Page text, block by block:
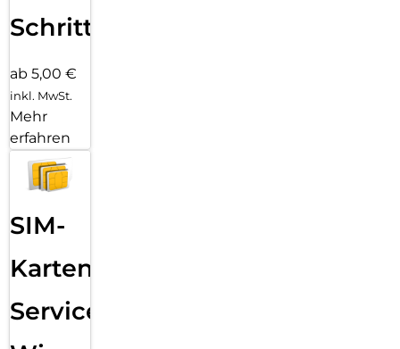
Schritten
ab 5,00 €
inkl. MwSt.
Mehr
erfahren
SIM-
Karten
Service: